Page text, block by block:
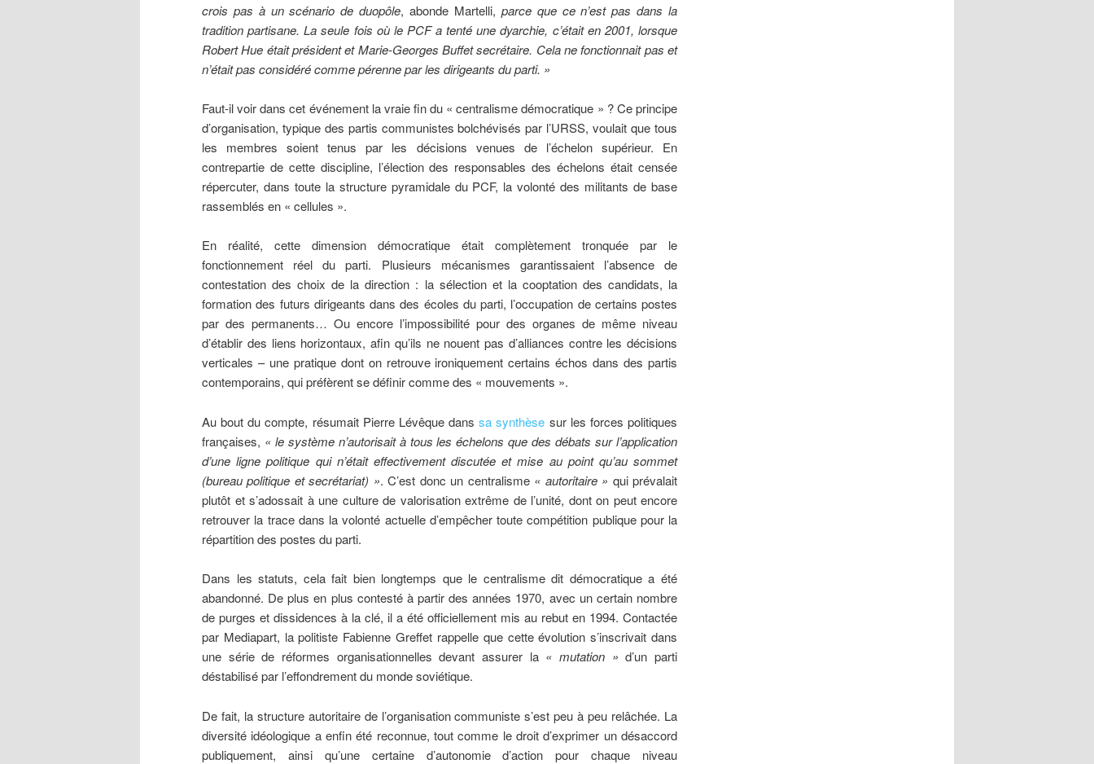
crois pas à un scénario de duopôle, abonde Martelli, parce que ce n’est pas dans la
tradition partisane. La seule fois où le PCF a tenté une dyarchie, c’était en 2001, lorsque
Robert Hue était président et Marie-Georges Buffet secrétaire. Cela ne fonctionnait pas et
n’était pas considéré comme pérenne par les dirigeants du parti. »
Faut-il voir dans cet événement la vraie fin du « centralisme démocratique » ? Ce principe
d’organisation, typique des partis communistes bolchévisés par l’URSS, voulait que tous
les membres soient tenus par les décisions venues de l’échelon supérieur. En
contrepartie de cette discipline, l’élection des responsables des échelons était censée
répercuter, dans toute la structure pyramidale du PCF, la volonté des militants de base
rassemblés en « cellules ».
En réalité, cette dimension démocratique était complètement tronquée par le
fonctionnement réel du parti. Plusieurs mécanismes garantissaient l’absence de
contestation des choix de la direction : la sélection et la cooptation des candidats, la
formation des futurs dirigeants dans des écoles du parti, l’occupation de certains postes
par des permanents… Ou encore l’impossibilité pour des organes de même niveau
d’établir des liens horizontaux, afin qu’ils ne nouent pas d’alliances contre les décisions
verticales – une pratique dont on retrouve ironiquement certains échos dans des partis
contemporains, qui préfèrent se définir comme des « mouvements ».
Au bout du compte, résumait Pierre Lévêque danssa synthèse sur les forces politiques
françaises, « le système n’autorisait à tous les échelons que des débats sur l’application
d’une ligne politique qui n’était effectivement discutée et mise au point qu’au sommet
(bureau politique et secrétariat) ». C’est donc un centralisme « autoritaire » qui prévalait
plutôt et s’adossait à une culture de valorisation extrême de l’unité, dont on peut encore
retrouver la trace dans la volonté actuelle d’empêcher toute compétition publique pour la
répartition des postes du parti.
Dans les statuts, cela fait bien longtemps que le centralisme dit démocratique a été
abandonné. De plus en plus contesté à partir des années 1970, avec un certain nombre
de purges et dissidences à la clé, il a été officiellement mis au rebut en 1994. Contactée
par Mediapart, la politiste Fabienne Greffet rappelle que cette évolution s’inscrivait dans
une série de réformes organisationnelles devant assurer la « mutation »d’un parti
déstabilisé par l’effondrement du monde soviétique.
De fait, la structure autoritaire de l’organisation communiste s’est peu à peu relâchée. La
diversité idéologique a enfin été reconnue, tout comme le droit d’exprimer un désaccord
publiquement, ainsi qu’une certaine d’autonomie d’action pour chaque niveau